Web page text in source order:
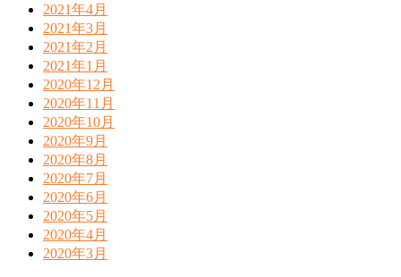
2021年4月
2021年3月
2021年2月
2021年1月
2020年12月
2020年11月
2020年10月
2020年9月
2020年8月
2020年7月
2020年6月
2020年5月
2020年4月
2020年3月